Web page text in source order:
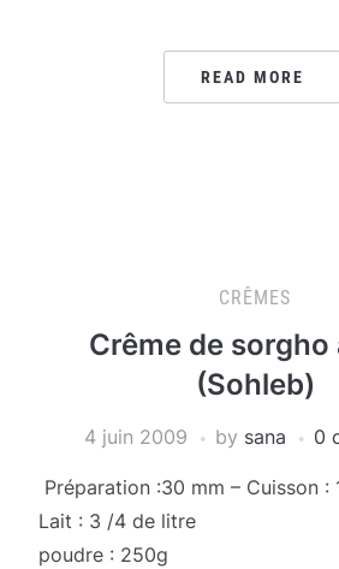
READ MORE
CRÊMES
Crême de sorgho
(Sohleb)
4 juin 2009 by sana 0
Préparation :30 mm – Cuisson :
Lait : 3 /4 de litre
poudre : 250g